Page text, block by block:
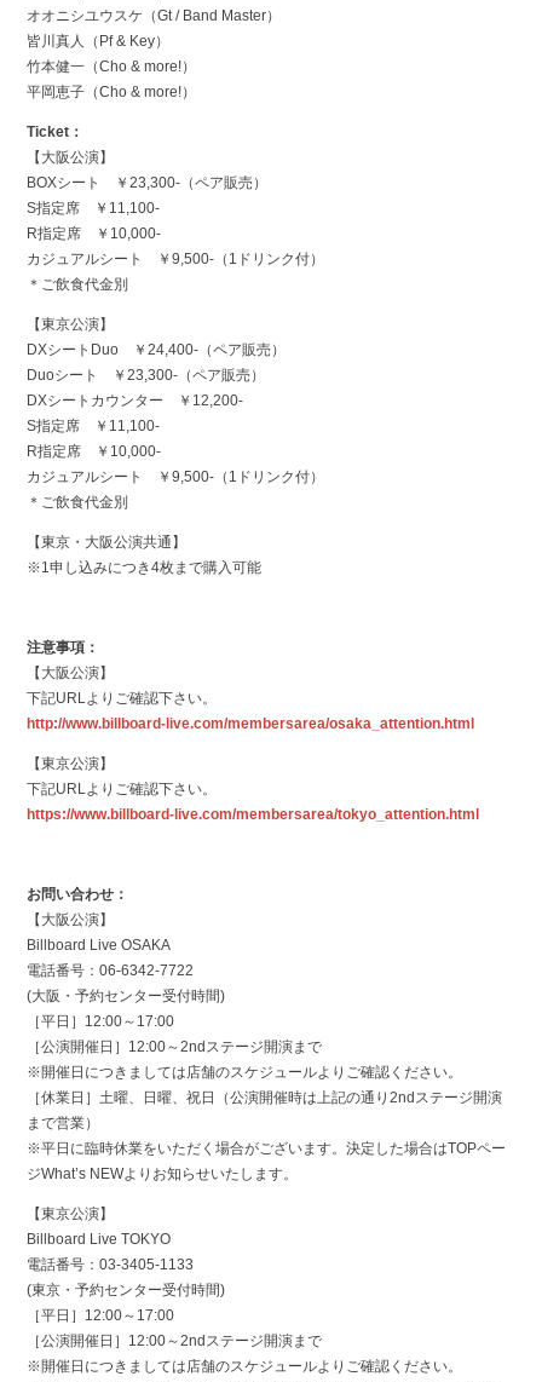
オオニシユウスケ（Gt / Band Master）
皆川真人（Pf & Key）
竹本健一（Cho & more!）
平岡恵子（Cho & more!）
Ticket：
【大阪公演】
BOXシート ￥23,300-（ペア販売）
S指定席 ￥11,100-
R指定席 ￥10,000-
カジュアルシート ￥9,500-（1ドリンク付）
＊ご飲食代金別
【東京公演】
DXシートDuo ￥24,400-（ペア販売）
Duoシート ￥23,300-（ペア販売）
DXシートカウンター ￥12,200-
S指定席 ￥11,100-
R指定席 ￥10,000-
カジュアルシート ￥9,500-（1ドリンク付）
＊ご飲食代金別
【東京・大阪公演共通】
※1申し込みにつき4枚まで購入可能
注意事項：
【大阪公演】
下記URLよりご確認下さい。
http://www.billboard-live.com/membersarea/osaka_attention.html
【東京公演】
下記URLよりご確認下さい。
https://www.billboard-live.com/membersarea/tokyo_attention.html
お問い合わせ：
【大阪公演】
Billboard Live OSAKA
電話番号：06-6342-7722
(大阪・予約センター受付時間)
［平日］12:00～17:00
［公演開催日］12:00～2ndステージ開演まで
※開催日につきましては店舗のスケジュールよりご確認ください。
［休業日］土曜、日曜、祝日（公演開催時は上記の通り2ndステージ開演
まで営業）
※平日に臨時休業をいただく場合がございます。決定した場合はTOPペー
ジWhat’s NEWよりお知らせいたします。
【東京公演】
Billboard Live TOKYO
電話番号：03-3405-1133
(東京・予約センター受付時間)
［平日］12:00～17:00
［公演開催日］12:00～2ndステージ開演まで
※開催日につきましては店舗のスケジュールよりご確認ください。